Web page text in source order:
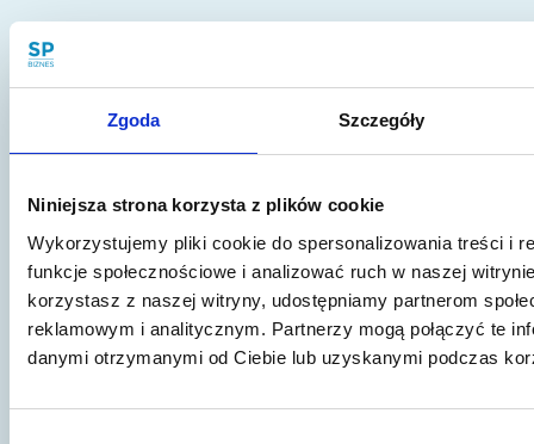
Zgoda Szczegóły
Niniejsza strona korzysta z plików cookie
Wykorzystujemy pliki cookie do spersonalizowania treści i
funkcje społecznościowe i analizować ruch w naszej
korzystasz z naszej witryny, udostępniamy partnerom
reklamowym i analitycznym. Partnerzy mogą połączyć te
danymi otrzymanymi od Ciebie lub uzyskanymi podczas
uprawnienia właśnie zarządowi. Trzeba to jednak
wstępnego finansowania spółki. Przykładowo, można
ustalić transze w jakich założyciele będą wnosili
środki do spółki. Pieniądze nie leżą wtedy
nieoprocentowane na rachunku spółki, mogą dalej
pracować w portfelu wspólników. W określonych z
góry umową inwestycyjną terminach, zarząd
podejmuje uchwały o podwyższeniu kapitału, a